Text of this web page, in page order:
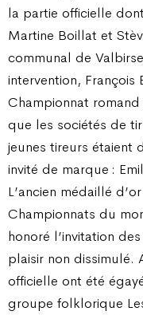
la partie officielle
Martine Boillat et
communal de
intervention, François
Championnat
que les sociétés de
jeunes tireurs étaient
invité de marque :
L’ancien médaillé
Championnats du
honoré l’invitation
plaisir non dissimulé.
officielle ont été
groupe folklorique